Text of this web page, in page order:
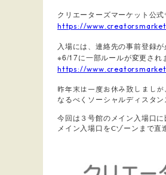
クリエーターズマーケット公式
https://
入場には、連絡先の事前登録
※6/17に一部ルールが変更され
https://
昨年末は一度お休み致しまし
なるべくソーシャルディスタ
今回は３号館のメイン入場口
メイン入場口をCゾーンまで直